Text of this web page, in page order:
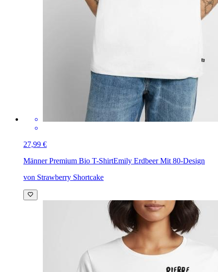
27,99 €
Männer Premium Bio T-ShirtEmily Erdbeer Mit 80-Design
von Strawberry Shortcake